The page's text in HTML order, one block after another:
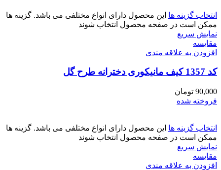
انتخاب گزینه ها این محصول دارای انواع مختلفی می باشد. گزینه ها
ممکن است در صفحه محصول انتخاب شوند
نمایش سریع
مقايسه
افزودن به علاقه مندی
کد 1357 کیف مانیکوری دخترانه طرح گل
90,000 تومان
فروخته شده
انتخاب گزینه ها این محصول دارای انواع مختلفی می باشد. گزینه ها
ممکن است در صفحه محصول انتخاب شوند
نمایش سریع
مقايسه
افزودن به علاقه مندی